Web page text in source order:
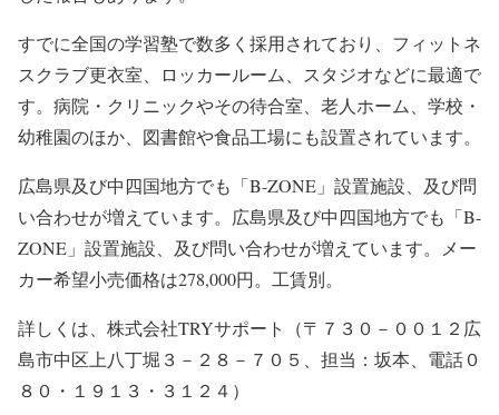
すでに全国の学習塾で数多く採用されており、フィットネ
スクラブ更衣室、ロッカールーム、スタジオなどに最適で
す。病院・クリニックやその待合室、老人ホーム、学校・
幼稚園のほか、図書館や食品工場にも設置されています。
広島県及び中四国地方でも「B-ZONE」設置施設、及び問
い合わせが増えています。広島県及び中四国地方でも「B-
ZONE」設置施設、及び問い合わせが増えています。メー
カー希望小売価格は278,000円。工賃別。
詳しくは、株式会社TRYサポート（〒７３０－００１２広
島市中区上八丁堀３－２８－７０５、担当：坂本、電話０
８０・１９１３・３１２４）